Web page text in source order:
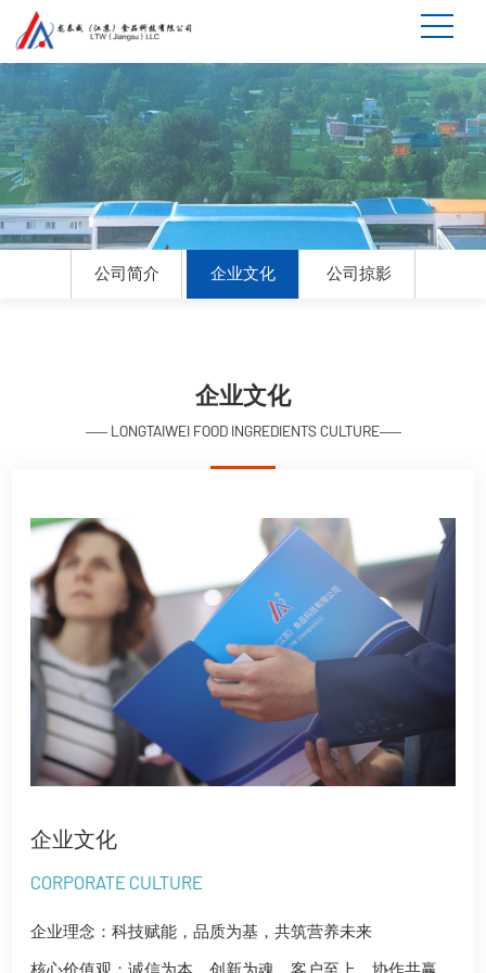
公司简介 企业文化 公司掠影
企业文化
LONGTAIWEI FOOD INGREDIENTS CULTURE
企业文化
CORPORATE CULTURE
企业理念：科技赋能，品质为基，共筑营养未来